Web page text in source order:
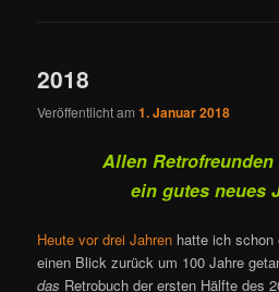
2018
Veröffentlicht am1. Januar 2018
Allen
ein gutes neues
Heute vor drei Jahren hatte ich schon
einen Blick zurück um 100 Jahre
das Retrobuch der ersten Hälfte des